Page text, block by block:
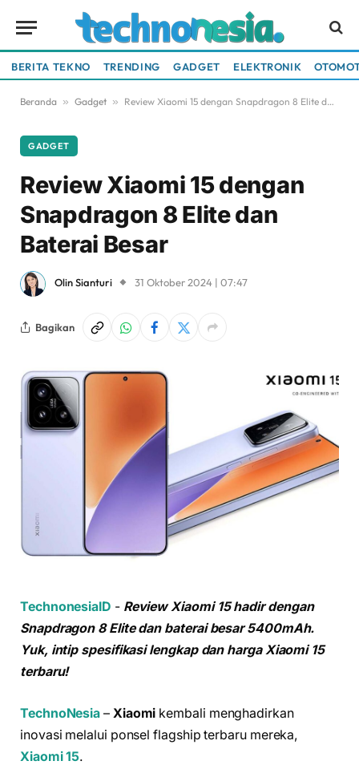
BERITA TEKNO TRENDING GADGET ELEKTRONIK
Beranda » Gadget » Review Xiaomi 15 dengan Snapdragon 8 Elite dan Baterai Besar
GADGET
Review Xiaomi 15 dengan
Snapdragon 8 Elite dan
Baterai Besar
Olin Sianturi 31 Oktober 2024 | 07:47
Bagikan
TechnonesiaID - Review Xiaomi 15 hadir dengan
Snapdragon 8 Elite dan baterai besar 5400mAh.
Yuk, intip spesifikasi lengkap dan harga Xiaomi 15
terbaru!
TechnoNesia – Xiaomi kembali menghadirkan
inovasi melalui ponsel flagship terbaru mereka,
Xiaomi 15.